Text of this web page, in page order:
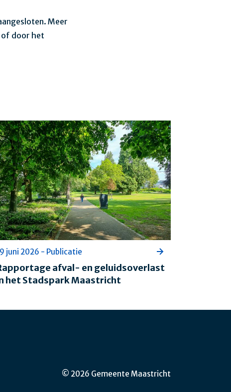
Meer
of door het
afval- en geluidsoverlast
het Stadspark Maastricht
juni 2026 - Publicatie
© 2026 Gemeente Maastricht